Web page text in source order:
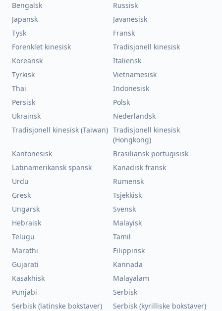
Bengalsk
Russisk
Japansk
Javanesisk
Tysk
Fransk
Forenklet kinesisk
Tradisjonell kinesisk
Koreansk
Italiensk
Tyrkisk
Vietnamesisk
Thai
Indonesisk
Persisk
Polsk
Ukrainsk
Nederlandsk
Tradisjonell kinesisk (Taiwan) Tradisjonell kinesisk
(Hongkong)
Kantonesisk
Brasiliansk portugisisk
Latinamerikansk spansk
Kanadisk fransk
Urdu
Rumensk
Gresk
Tsjekkisk
Ungarsk
Svensk
Hebraisk
Malayisk
Telugu
Tamil
Marathi
Filippinsk
Gujarati
Kannada
Kasakhisk
Malayalam
Punjabi
Serbisk
Serbisk (latinske bokstaver)
Serbisk (kyrilliske bokstaver)